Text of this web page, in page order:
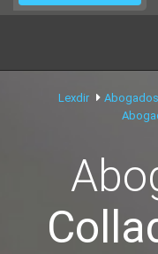
Lexdir Abogados